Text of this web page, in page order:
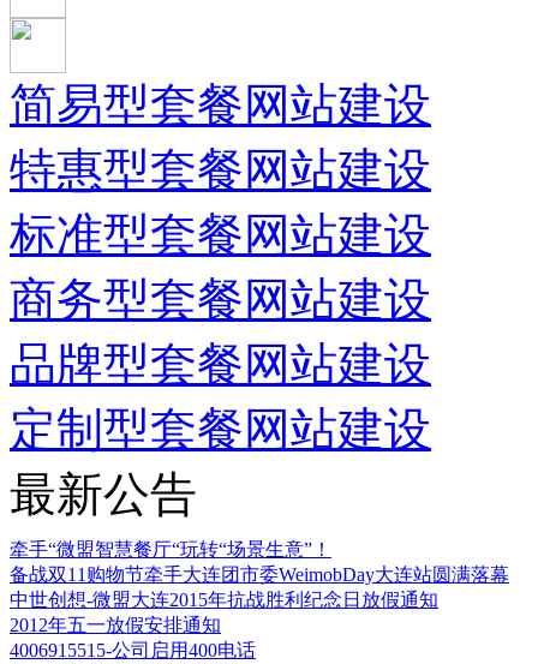
简易型套餐网站建设
特惠型套餐网站建设
标准型套餐网站建设
商务型套餐网站建设
品牌型套餐网站建设
定制型套餐网站建设
最新公告
牵手“微盟智慧餐厅“玩转“场景生意”！
备战双11购物节牵手大连团市委WeimobDay大连站圆满落幕
中世创想-微盟大连2015年抗战胜利纪念日放假通知
2012年五一放假安排通知
4006915515-公司启用400电话